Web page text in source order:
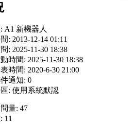
A1 新機器人
: 2013-12-14 01:11
: 2025-11-30 18:38
時間: 2025-11-30 18:38
時間: 2020-6-30 21:00
通知: 0
: 使用系統默認
量: 47
11